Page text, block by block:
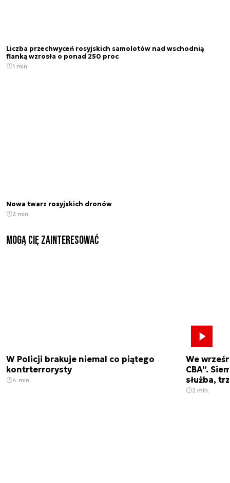
Liczba przechwyceń rosyjskich samolotów nad wschodnią
flanką wzrosła o ponad 250 proc
1 min.
Nowa twarz rosyjskich dronów
2 min.
Mogą Cię zainteresować
W Policji brakuje niemal co piątego
kontrterrorysty
4 min.
We
CBA”.
służba,
2 min.